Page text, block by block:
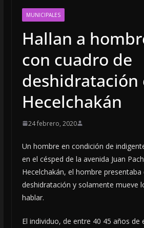
MUNICIPALES
Hallan a
con cuadro de
deshidratación
Hecelchakán
24 febrero, 2020
Un hombre en condición de
en el césped de la avenida Juan
Hecelchakán, el hombre presentaba
deshidratación y solamente mueve
hablar.
El individuo, de entre 40 45 años de